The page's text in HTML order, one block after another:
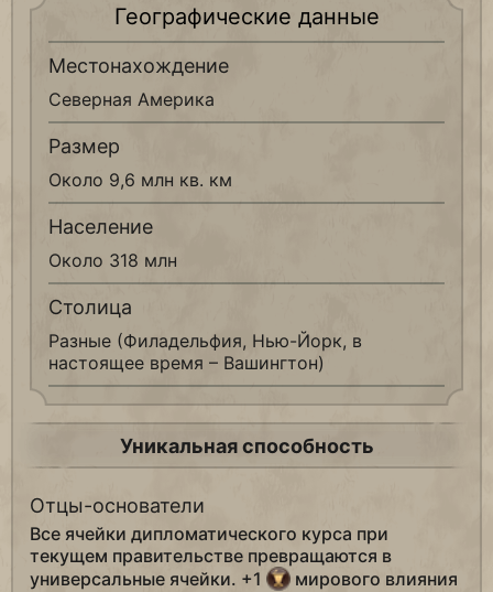
Географические данные
Местонахождение
Северная Америка
Размер
Около 9,6 млн кв. км
Население
Около 318 млн
Столица
Разные (Филадельфия, Нью-Йорк, в
настоящее время – Вашингтон)
Уникальная способность
Отцы-основатели
Все ячейки дипломатического курса при
текущем правительстве превращаются в
универсальные ячейки. +1
мирового влияния